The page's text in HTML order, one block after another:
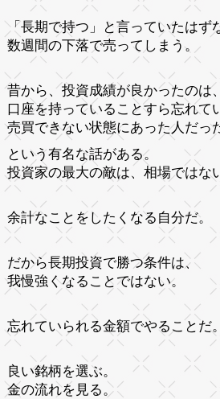
「長期で持つ」と言っていたはず
数週間の下落で売ってしまう。
昔から、投資成績が良かったのは
口座を持っていることすら忘れて
売買できない状態にあった人だっ
という有名な話がある。
投資家の最大の敵は、相場ではな
余計なことをしたくなる自分だ。
だから長期投資で勝つ条件は、
我慢強くなることではない。
忘れていられる金額でやることだ。
良い銘柄を選ぶ。
金の流れを見る。